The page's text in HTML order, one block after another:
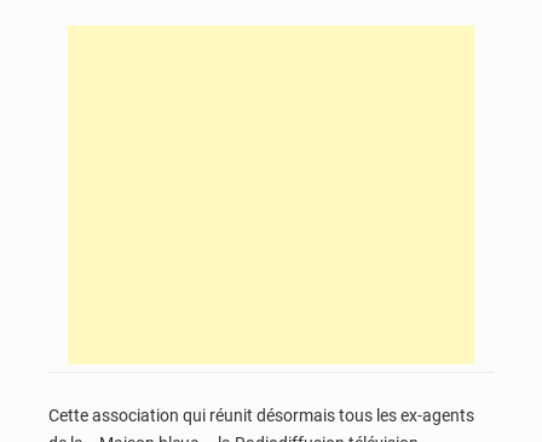
Cette association qui réunit désormais tous les ex-agents